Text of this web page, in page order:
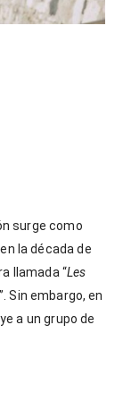
surge como
la década de
llamada “Les
Sin embargo, en
a un grupo de